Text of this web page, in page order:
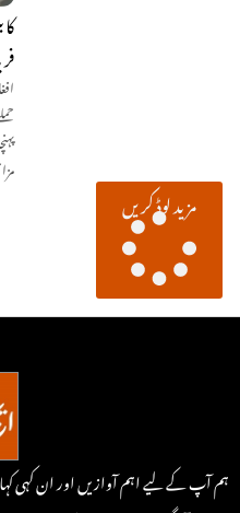
مزید لوڈ کریں
ہم آپ کے لیے اہم آوازیں اور ان کہی